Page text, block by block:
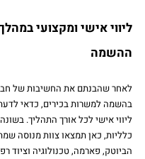
ליווי אישי ומקצועי
ההשמה
לאחר שהבנתם את החשיבות של
ליווי אישי לכל אורך התהליך.
כלליות, כאן תמצאו צוות מנוסה
הביוטק, פארמה, טכנולוגיה וציוד